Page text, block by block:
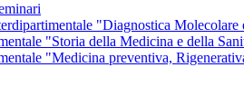
"Diagnostica
"Storia della Medicina e della
"Medicina preventiva,